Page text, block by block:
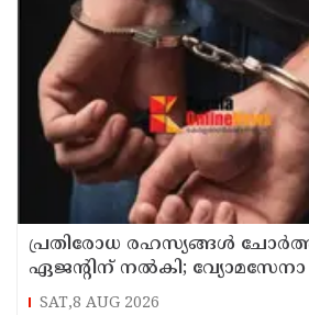
പ്രതിരോധ രഹസ്യങ്ങള്‍
ഏജന്റിന് നല്‍കി;
അറസ്റ്റില്‍
SAT,8 AUG 2026